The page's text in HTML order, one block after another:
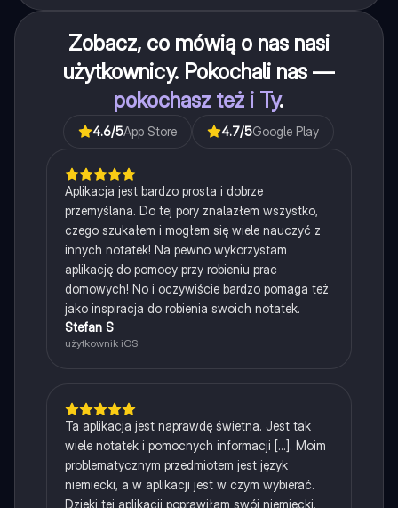
Zobacz, co mówią o nas nasi
użytkownicy. Pokochali nas —
pokochasz też i Ty.
4.6/5App Store 4.7/5Google Play
Aplikacja jest bardzo prosta i dobrze
przemyślana. Do tej pory znalazłem wszystko,
czego szukałem i mogłem się wiele nauczyć z
innych notatek! Na pewno wykorzystam
aplikację do pomocy przy robieniu prac
domowych! No i oczywiście bardzo pomaga też
jako inspiracja do robienia swoich notatek.
Stefan S
użytkownik iOS
Ta aplikacja jest naprawdę świetna. Jest tak
wiele notatek i pomocnych informacji [...]. Moim
problematycznym przedmiotem jest język
niemiecki, a w aplikacji jest w czym wybierać.
Dzięki tej aplikacji poprawiłam swój niemiecki.